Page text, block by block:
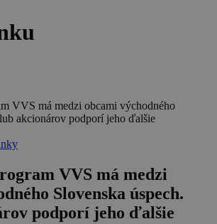
VVS má medzi
Slovenska úspech.
podporí jeho ďalšie